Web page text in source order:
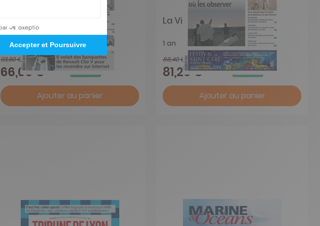
La Gazette du Val d'Oise
1 an
93,60 €
66,00 € -29%
Ajouter au panier
La Vie Quercynoise
1 an
88,40 €
81,20 € -8%
Ajouter au panier